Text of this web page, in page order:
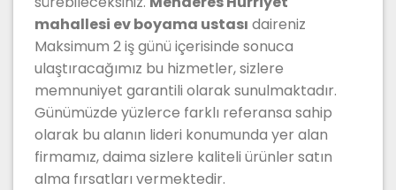
mahallesi ev boyama ustası daireniz
Maksimum 2 iş günü içerisinde sonuca
ulaştıracağımız bu hizmetler, sizlere
memnuniyet garantili olarak sunulmaktadır.
Günümüzde yüzlerce farklı referansa sahip
olarak bu alanın lideri konumunda yer alan
firmamız, daima sizlere kaliteli ürünler satın
alma fırsatları vermektedir.